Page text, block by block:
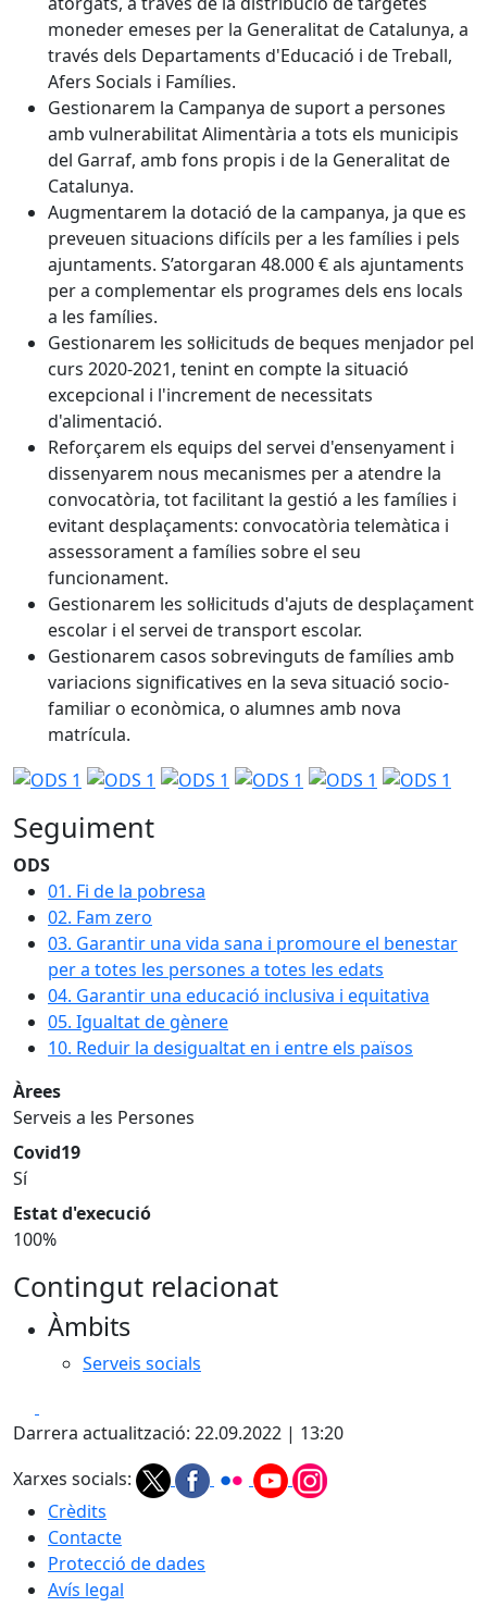
moneder emeses per la Generalitat de Catalunya, a
través dels Departaments d'Educació i de Treball,
Afers Socials i Famílies.
Gestionarem la Campanya de suport a persones
amb vulnerabilitat Alimentària a tots els municipis
del Garraf, amb fons propis i de la Generalitat de
Catalunya.
Augmentarem la dotació de la campanya, ja que es
preveuen situacions difícils per a les famílies i pels
ajuntaments. S’atorgaran 48.000 € als ajuntaments
per a complementar els programes dels ens locals
a les famílies.
Gestionarem les sol·licituds de beques menjador pel
curs 2020-2021, tenint en compte la situació
excepcional i l'increment de necessitats
d'alimentació.
Reforçarem els equips del servei d'ensenyament i
dissenyarem nous mecanismes per a atendre la
convocatòria, tot facilitant la gestió a les famílies i
evitant desplaçaments: convocatòria telemàtica i
assessorament a famílies sobre el seu
funcionament.
Gestionarem les sol·licituds d'ajuts de desplaçament
escolar i el servei de transport escolar.
Gestionarem casos sobrevinguts de famílies amb
variacions significatives en la seva situació socio-
familiar o econòmica, o alumnes amb nova
matrícula.
Seguiment
ODS
01. Fi de la pobresa
02. Fam zero
03. Garantir una vida sana i promoure el benestar
per a totes les persones a totes les edats
04. Garantir una educació inclusiva i equitativa
05. Igualtat de gènere
10. Reduir la desigualtat en i entre els països
Àrees
Serveis a les Persones
Covid19
Sí
Estat d'execució
100%
Contingut relacionat
Àmbits
Serveis socials
Darrera actualització: 22.09.2022 | 13:20
Xarxes socials:
Crèdits
Contacte
Protecció de dades
Avís legal